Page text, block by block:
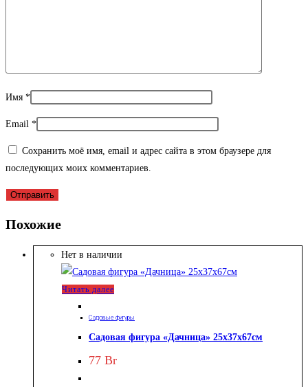
Имя *
Email *
Сохранить моё имя, email и адрес сайта в этом браузере для
последующих моих комментариев.
Похожие
Нет в наличии
Читать далее
Садовые фигуры
Садовая фигура «Дачница» 25х37х67см
77 Br